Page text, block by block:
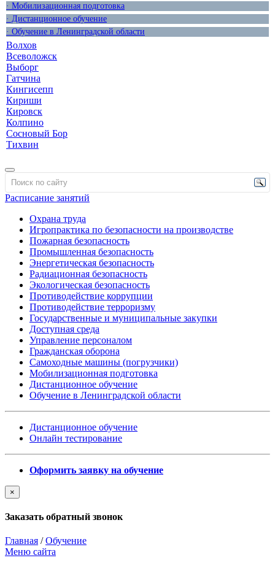
· Мобилизационная подготовка
· Дистанционное обучение
· Обучение в Ленинградской области
Волхов
Всеволожск
Выборг
Гатчина
Кингисепп
Кириши
Кировск
Колпино
Сосновый Бор
Тихвин
Расписание занятий
Охрана труда
Игропрактика по безопасности на производстве
Пожарная безопасность
Промышленная безопасность
Энергетическая безопасность
Радиационная безопасность
Экологическая безопасность
Противодействие коррупции
Противодействие терроризму
Государственные и муниципальные закупки
Доступная среда
Управление персоналом
Гражданская оборона
Самоходные машины (погрузчики)
Мобилизационная подготовка
Дистанционное обучение
Обучение в Ленинградской области
Дистанционное обучение
Онлайн тестирование
Оформить заявку на обучение
×
Заказать обратный звонок
Главная /Обучение
Меню сайта